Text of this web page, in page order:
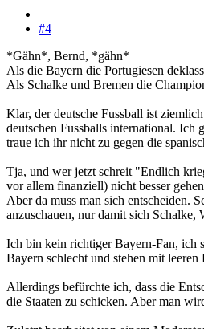
#4
*Gähn*, Bernd, *gähn*
Als die Bayern die Portugiesen
Als Schalke und Bremen die
Klar, der deutsche Fussball ist
deutschen Fussballs international.
traue ich ihr nicht zu gegen die
Tja, und wer jetzt schreit "Endlich
vor allem finanziell) nicht besser
Aber da muss man sich entscheiden.
anzuschauen, nur damit sich
Ich bin kein richtiger Bayern-Fan, ich
Bayern schlecht und stehen mit
Allerdings befürchte ich, dass die
die Staaten zu schicken. Aber man